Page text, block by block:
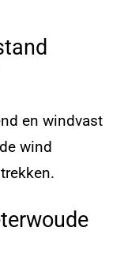
en windvast
wind